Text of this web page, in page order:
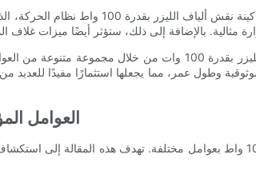
تشمل المكونات الأخرى التي تساهم
في الختام، يتم تحديد تكلفة ماكينة نقش ألياف الليزر
وطول عمر، مما يجعلها استثمارًا مفيدًا
العوامل